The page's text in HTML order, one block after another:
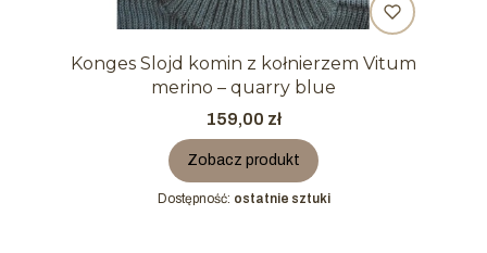
Konges Slojd komin z kołnierzem Vitum
merino – quarry blue
Cena
159,00 zł
Zobacz produkt
Dostępność: ostatnie sztuki